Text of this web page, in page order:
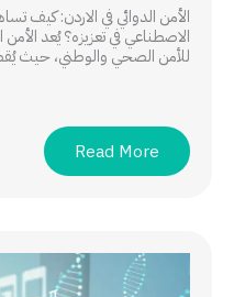
الأمن الدوائي في الاردن: كيف
الاصطناعي في تعزيزه؟ يُعد الأمن
للأمن الصحي والوطني، حيث
Read More